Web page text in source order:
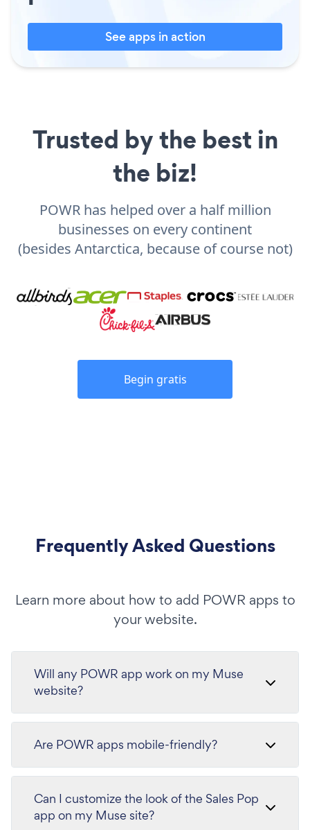
See apps in action
Trusted by the best in
the biz!
POWR has helped over a half million
businesses on every continent
(besides Antarctica, because of course not)
Begin gratis
Frequently Asked Questions
Learn more about how to add POWR apps to
your website.
Will any POWR app work on my Muse
website?
Are POWR apps mobile-friendly?
Can I customize the look of the Sales Pop
app on my Muse site?